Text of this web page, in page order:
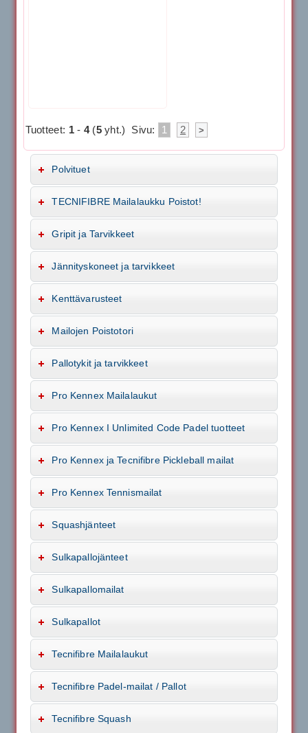
Tuotteet: 1- 4(5yht.) Sivu: 1 2 >
Polvituet
TECNIFIBRE Mailalaukku Poistot!
Gripit ja Tarvikkeet
Jännityskoneet ja tarvikkeet
Kenttävarusteet
Mailojen Poistotori
Pallotykit ja tarvikkeet
Pro Kennex Mailalaukut
Pro Kennex I Unlimited Code Padel tuotteet
Pro Kennex ja Tecnifibre Pickleball mailat
Pro Kennex Tennismailat
Squashjänteet
Sulkapallojänteet
Sulkapallomailat
Sulkapallot
Tecnifibre Mailalaukut
Tecnifibre Padel-mailat / Pallot
Tecnifibre Squash